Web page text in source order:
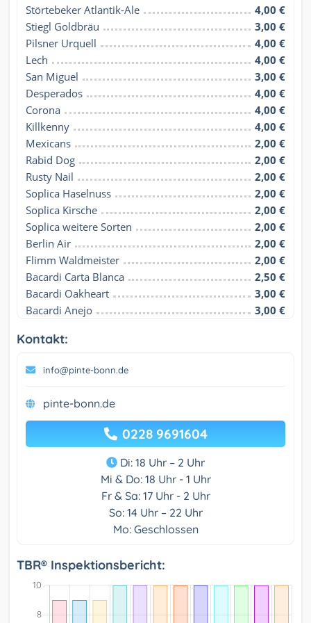
Störtebeker Atlantik-Ale
4,00 €
Stiegl Goldbräu
3,00 €
Pilsner Urquell
4,00 €
Lech
4,00 €
San Miguel
3,00 €
Desperados
4,00 €
Corona
4,00 €
Killkenny
4,00 €
Mexicans
2,00 €
Rabid Dog
2,00 €
Rusty Nail
2,00 €
Soplica Haselnuss
2,00 €
Soplica Kirsche
2,00 €
Soplica weitere Sorten
2,00 €
Berlin Air
2,00 €
Flimm Waldmeister
2,00 €
Bacardi Carta Blanca
2,50 €
Bacardi Oakheart
3,00 €
Bacardi Anejo
3,00 €
Kontakt:
info@pinte-bonn.de
pinte-bonn.de
0228 9691604
Di: 18 Uhr – 2 Uhr
Mi & Do: 18 Uhr - 1 Uhr
Fr & Sa: 17 Uhr - 2 Uhr
So: 14 Uhr – 22 Uhr
Mo: Geschlossen
TBR® Inspektionsbericht: